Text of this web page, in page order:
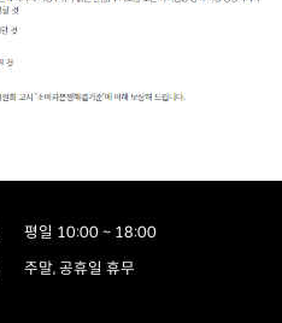
평일 10:00 ~ 18:00
주말, 공휴일 휴무